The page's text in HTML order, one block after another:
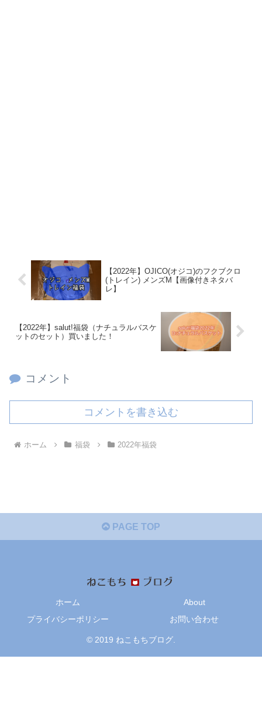
【2022年】OJICO(オジコ)のフクブクロ
(トレイン) メンズM【画像付きネタバ
レ】
【2022年】salut!福袋（ナチュラルバスケ
ットのセット）買いました！
コメント
コメントを書き込む
ホーム 福袋 2022年福袋
PAGE TOP
ホーム
About
プライバシーポリシー
お問い合わせ
© 2019 ねこもちブログ.